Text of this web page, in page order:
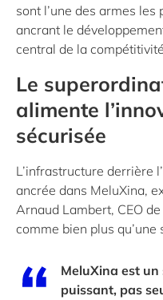
sont l’une des armes les
ancrant le
central de la
Le
alimente
sécurisée
L’infrastructure derrière
ancrée dans MeluXina,
Arnaud Lambert, CEO de
comme bien plus qu’une
MeluXina est
puissant, pas